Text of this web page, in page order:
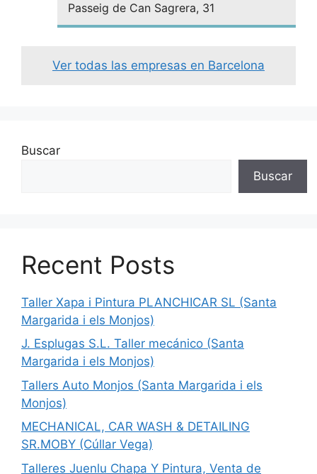
Passeig de Can Sagrera, 31
Ver todas las empresas en Barcelona
Buscar
Buscar
Recent Posts
Taller Xapa i Pintura PLANCHICAR SL (Santa
Margarida i els Monjos)
J. Esplugas S.L. Taller mecánico (Santa
Margarida i els Monjos)
Tallers Auto Monjos (Santa Margarida i els
Monjos)
MECHANICAL, CAR WASH & DETAILING
SR.MOBY (Cúllar Vega)
Talleres Juenlu Chapa Y Pintura, Venta de